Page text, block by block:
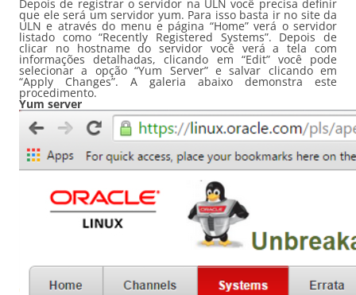
Depois de registrar o servidor na ULN você precisa definir
que ele será um servidor yum. Para isso basta ir no site da
ULN e através do menu e página “Home” verá o servidor
listado como “Recently Registered Systems”. Depois de
clicar no hostname do servidor você verá a tela com
informações detalhadas, clicando em “Edit” você pode
selecionar a opção “Yum Server” e salvar clicando em
“Apply Changes”. A galeria abaixo demonstra este
procedimento.
Yum server